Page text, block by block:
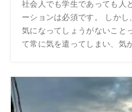
社会人でも学生であっても人
ーションは必須です。 しか
気になってしょうがないこと
て常に気を遣ってしまい、気